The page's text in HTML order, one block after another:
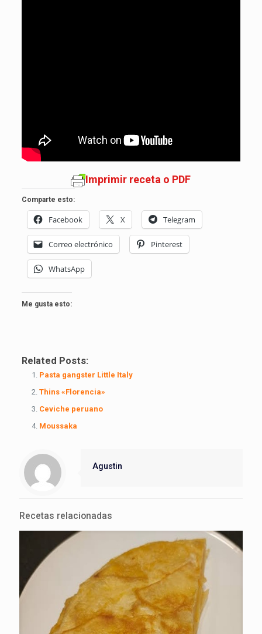
Imprimir receta o PDF
Comparte esto:
Facebook X Telegram
Correo electrónico Pinterest
WhatsApp
Me gusta esto:
Related Posts:
Pasta gangster Little Italy
Thins «Florencia»
Ceviche peruano
Moussaka
Agustin
Recetas relacionadas